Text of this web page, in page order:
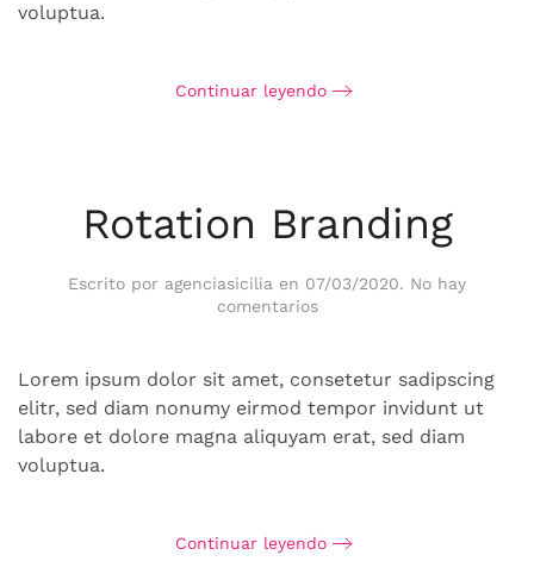
voluptua.
Continuar leyendo
Rotation Branding
Escrito por agenciasicilia en 07/03/2020. No hay
comentariosen
Lorem ipsum dolor sit amet, consetetur sadipscing
elitr, sed diam nonumy eirmod tempor invidunt ut
labore et dolore magna aliquyam erat, sed diam
voluptua.
Continuar leyendo